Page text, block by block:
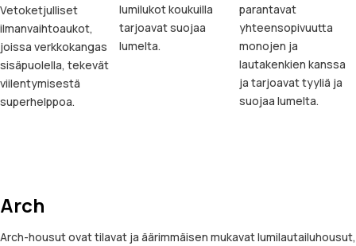
Vetoketjulliset
ilmanvaihtoaukot,
joissa verkkokangas
sisäpuolella, tekevät
viilentymisestä
superhelppoa.
lumilukot koukuilla
tarjoavat suojaa
lumelta.
parantavat
yhteensopivuutta
monojen ja
lautakenkien kanssa
ja tarjoavat tyyliä ja
suojaa lumelta.
Arch
Arch-housut ovat tilavat ja äärimmäisen mukavat lumilautailuhousut,